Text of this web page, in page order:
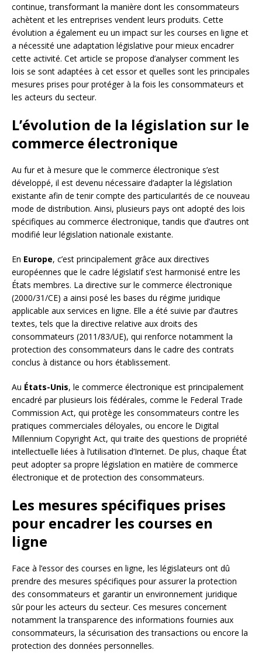
continue, transformant la manière dont les consommateurs
achètent et les entreprises vendent leurs produits. Cette
évolution a également eu un impact sur les courses en ligne et
a nécessité une adaptation législative pour mieux encadrer
cette activité. Cet article se propose d’analyser comment les
lois se sont adaptées à cet essor et quelles sont les principales
mesures prises pour protéger à la fois les consommateurs et
les acteurs du secteur.
L’évolution de la législation sur le
commerce électronique
Au fur et à mesure que le commerce électronique s’est
développé, il est devenu nécessaire d’adapter la législation
existante afin de tenir compte des particularités de ce nouveau
mode de distribution. Ainsi, plusieurs pays ont adopté des lois
spécifiques au commerce électronique, tandis que d’autres ont
modifié leur législation nationale existante.
En Europe, c’est principalement grâce aux directives
européennes que le cadre législatif s’est harmonisé entre les
États membres. La directive sur le commerce électronique
(2000/31/CE) a ainsi posé les bases du régime juridique
applicable aux services en ligne. Elle a été suivie par d’autres
textes, tels que la directive relative aux droits des
consommateurs (2011/83/UE), qui renforce notamment la
protection des consommateurs dans le cadre des contrats
conclus à distance ou hors établissement.
Au États-Unis, le commerce électronique est principalement
encadré par plusieurs lois fédérales, comme le Federal Trade
Commission Act, qui protège les consommateurs contre les
pratiques commerciales déloyales, ou encore le Digital
Millennium Copyright Act, qui traite des questions de propriété
intellectuelle liées à l’utilisation d’Internet. De plus, chaque État
peut adopter sa propre législation en matière de commerce
électronique et de protection des consommateurs.
Les mesures spécifiques prises
pour encadrer les courses en
ligne
Face à l’essor des courses en ligne, les législateurs ont dû
prendre des mesures spécifiques pour assurer la protection
des consommateurs et garantir un environnement juridique
sûr pour les acteurs du secteur. Ces mesures concernent
notamment la transparence des informations fournies aux
consommateurs, la sécurisation des transactions ou encore la
protection des données personnelles.